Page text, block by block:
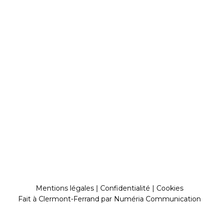
Mentions légales| Confidentialité | Cookies
Fait à Clermont-Ferrand par Numéria Communication